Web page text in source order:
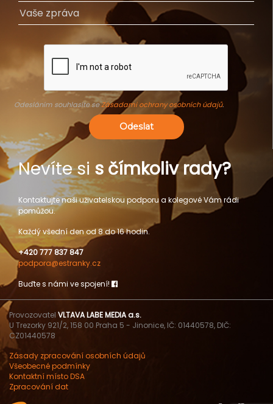
Odesláním souhlasíte seZásadami ochrany osobních údajů.
Odeslat
Nevíte si s čímkoliv rady?
Kontaktujte naši uživatelskou podporu a kolegové Vám rádi
pomůžou.
Každý všední den od 8 do 16 hodin.
+420 777 837 847
podpora@estranky.cz
Buďte s námi ve spojení!
Provozovatel VLTAVA LABE MEDIA a.s.
U Trezorky 921/2, 158 00 Praha 5 - Jinonice, IČ: 01440578, DIČ:
CZ01440578
Zásady zpracování osobních údajů
Všeobecné podmínky
Kontaktní místo DSA
Zpracování dat